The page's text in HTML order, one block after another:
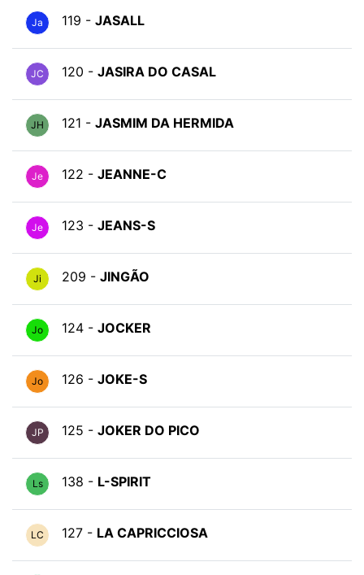
Ja 119 - JASALL
JC 120 - JASIRA DO CASAL
JH 121 - JASMIM DA HERMIDA
Je 122 - JEANNE-C
Je 123 - JEANS-S
Ji 209 - JINGÃO
Jo 124 - JOCKER
Jo 126 - JOKE-S
JP 125 - JOKER DO PICO
Ls 138 - L-SPIRIT
LC 127 - LA CAPRICCIOSA